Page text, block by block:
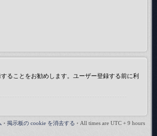
ることをお勧めします。ユーザー登録する前に利
• 掲示板の cookie を消去する • All times are UTC + 9 hours